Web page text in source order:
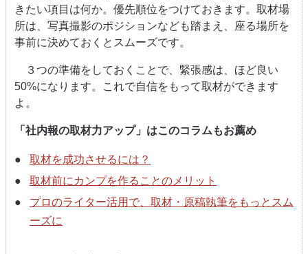
きたい項目は何か。優先順位をつけておきます。取材場
所は、写真撮影のポジションなども踏まえ、座る場所を
事前に決めておくとスムーズです。
３つの準備をしておくことで、緊張感は、ほど良い
50%になります。これで自信をもって取材ができます
よ。
「社内報の取材力アップ」はこのコラムもお薦め
取材を成功させるには？
取材前にカンプを作ることのメリット
プロのライター活用で、取材・原稿執筆をもっとスム
ーズに